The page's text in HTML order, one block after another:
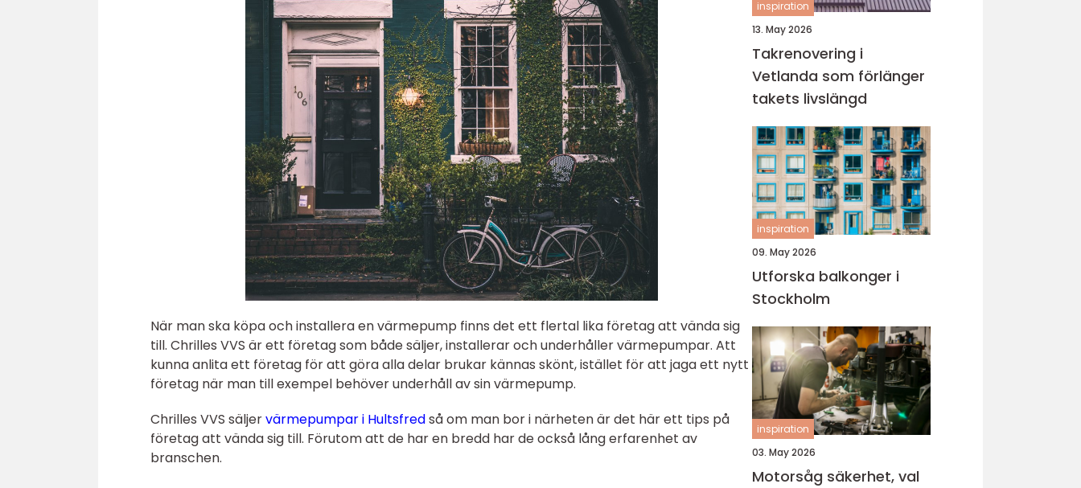
När man ska köpa och installera en värmepump finns det ett flertal lika företag att vända sig
till. Chrilles VVS är ett företag som både säljer, installerar och underhåller värmepumpar. Att
kunna anlita ett företag för att göra alla delar brukar kännas skönt, istället för att jaga ett nytt
företag när man till exempel behöver underhåll av sin värmepump.
Chrilles VVS säljervärmepumpar i Hultsfredså om man bor i närheten är det här ett tips på
företag att vända sig till. Förutom att de har en bredd har de också lång erfarenhet av
branschen.
inspiration
13. May 2026
Takrenovering i
Vetlanda som förlänger
takets livslängd
inspiration
09. May 2026
Utforska balkonger i
Stockholm
inspiration
03. May 2026
Motorsåg säkerhet, val